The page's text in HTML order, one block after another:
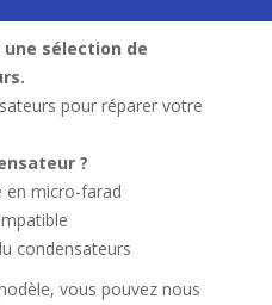
sélection de
pour réparer votre
?
en micro-farad
condensateurs
vous pouvez nous